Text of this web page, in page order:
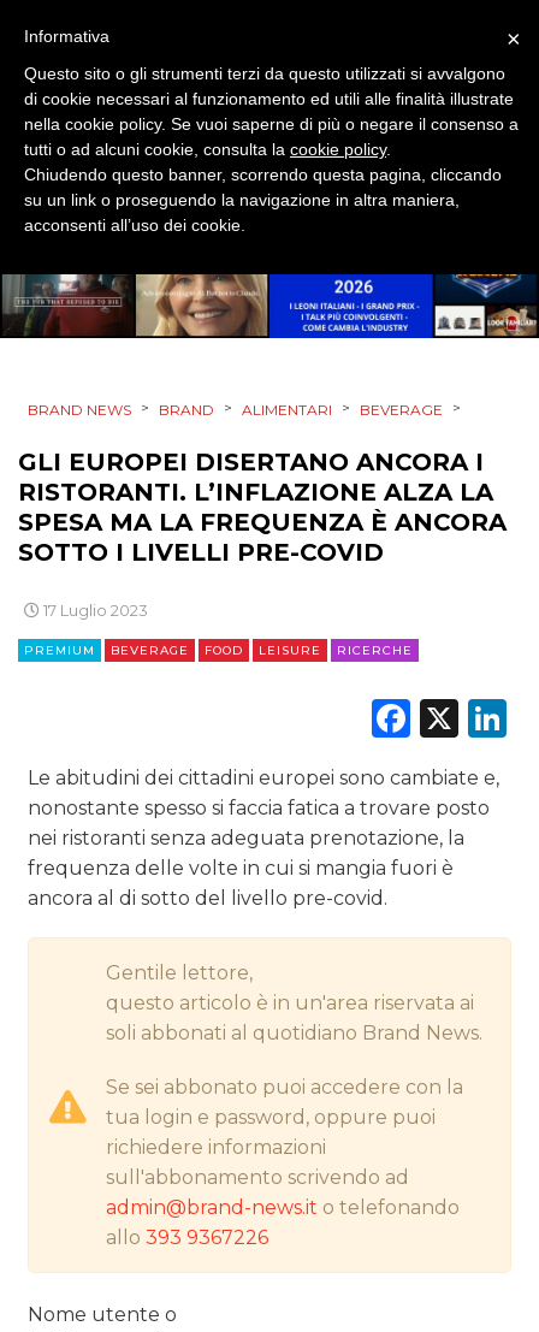
PROMOZIONI
PRODOTTI
PUNTI VENDITA
CSR
STRATEGIE
CINEMA
TV
RICERCHE
PREVISIONI/SCENARI
NORMATIVE
OPINIONI
BRAND NEWS > BRAND > ALIMENTARI > BEVERAGE >
GLI EUROPEI DISERTANO ANCORA I
RISTORANTI. L’INFLAZIONE ALZA LA
SPESA MA LA FREQUENZA È ANCORA
SOTTO I LIVELLI PRE-COVID
17 Luglio 2023
PREMIUM BEVERAGE FOOD LEISURE RICERCHE
X
Le abitudini dei cittadini europei sono cambiate e,
nonostante spesso si faccia fatica a trovare posto
nei ristoranti senza adeguata prenotazione, la
frequenza delle volte in cui si mangia fuori è
ancora al di sotto del livello pre-covid.
Gentile lettore,
questo articolo è in un'area riservata ai
soli abbonati al quotidiano Brand News.
Se sei abbonato puoi accedere con la
tua login e password, oppure puoi
richiedere informazioni
sull'abbonamento scrivendo ad
admin@brand-news.it o telefonando
allo393 9367226
Nome utente o
×
Informativa
Questo sito o gli strumenti terzi da questo utilizzati si avvalgono
di cookie necessari al funzionamento ed utili alle finalità illustrate
nella cookie policy. Se vuoi saperne di più o negare il consenso a
tutti o ad alcuni cookie, consulta la cookie policy.
Chiudendo questo banner, scorrendo questa pagina, cliccando
su un link o proseguendo la navigazione in altra maniera,
acconsenti all’uso dei cookie.